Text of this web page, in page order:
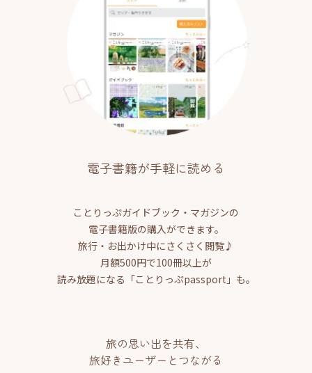
電子書籍が手軽に読める
ことりっぷガイドブック・マガジンの
電子書籍版の購入ができます。
旅行・お出かけ中にさくさく閲覧♪
月額500円で100冊以上が
読み放題になる「ことりっぷpassport」も。
旅の思い出を共有、
旅好きユーザーとつながる